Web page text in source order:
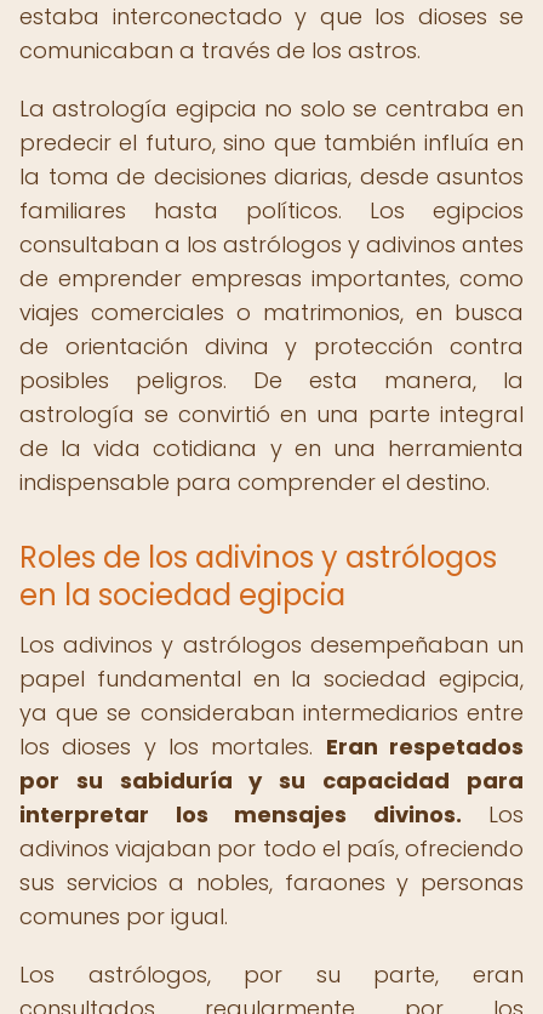
estaba interconectado y que los dioses se
comunicaban a través de los astros.
La astrología egipcia no solo se centraba en
predecir el futuro, sino que también influía en
la toma de decisiones diarias, desde asuntos
familiares hasta políticos. Los egipcios
consultaban a los astrólogos y adivinos antes
de emprender empresas importantes, como
viajes comerciales o matrimonios, en busca
de orientación divina y protección contra
posibles peligros. De esta manera, la
astrología se convirtió en una parte integral
de la vida cotidiana y en una herramienta
indispensable para comprender el destino.
Roles de los adivinos y astrólogos
en la sociedad egipcia
Los adivinos y astrólogos desempeñaban un
papel fundamental en la sociedad egipcia,
ya que se consideraban intermediarios entre
los dioses y los mortales. Eran respetados
por su sabiduría y su capacidad para
interpretar los mensajes divinos. Los
adivinos viajaban por todo el país, ofreciendo
sus servicios a nobles, faraones y personas
comunes por igual.
Los astrólogos, por su parte, eran